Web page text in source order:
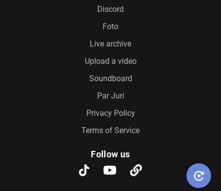
Discord
Foto
Live archive
Upload a video
Soundboard
Par Juri
Privacy Policy
Terms of Service
Follow us